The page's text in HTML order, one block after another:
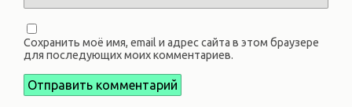
Сохранить моё имя, email и адрес сайта в этом браузере
для последующих моих комментариев.